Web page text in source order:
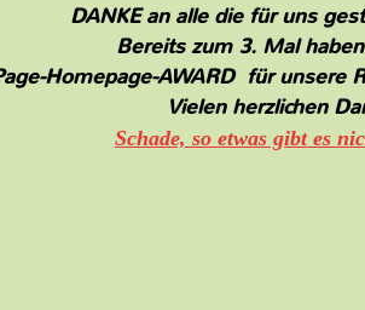
DANKE an alle die für uns
Bereits zum 3. Mal
Homepage-AWARD für unsere
Vielen herzlichen
Schade, so etwas gibt es